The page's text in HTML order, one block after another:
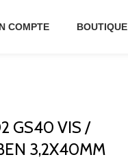
COMPTE BOUTIQUE
GS40 VIS /
3,2X40MM